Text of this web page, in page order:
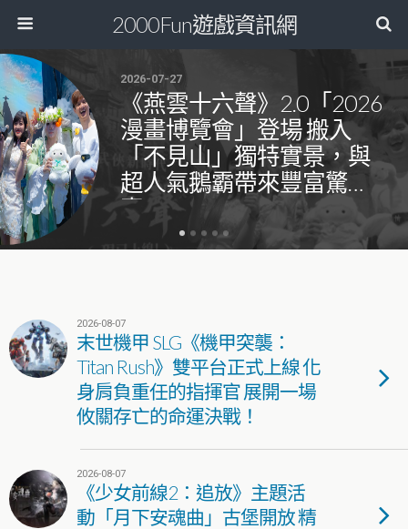
2000Fun遊戲資訊網
2026-07-27
《燕雲十六聲》2.0「2026
漫畫博覽會」登場 搬入
「不見山」獨特實景，與
超人氣鵝霸帶來豐富驚
喜！
2026-08-07
末世機甲 SLG《機甲突襲：
Titan Rush》雙平台正式上線 化
身肩負重任的指揮官 展開一場
攸關存亡的命運決戰！
2026-08-07
《少女前線2：追放》主題活
動「月下安魂曲」古堡開放 精